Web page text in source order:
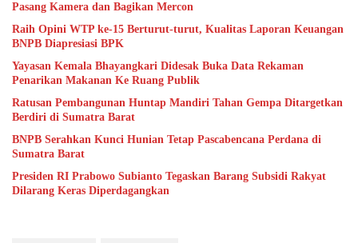
Pasang Kamera dan Bagikan Mercon
Raih Opini WTP ke-15 Berturut-turut, Kualitas Laporan Keuangan
BNPB Diapresiasi BPK
Yayasan Kemala Bhayangkari Didesak Buka Data Rekaman
Penarikan Makanan Ke Ruang Publik
Ratusan Pembangunan Huntap Mandiri Tahan Gempa Ditargetkan
Berdiri di Sumatra Barat
BNPB Serahkan Kunci Hunian Tetap Pascabencana Perdana di
Sumatra Barat
Presiden RI Prabowo Subianto Tegaskan Barang Subsidi Rakyat
Dilarang Keras Diperdagangkan